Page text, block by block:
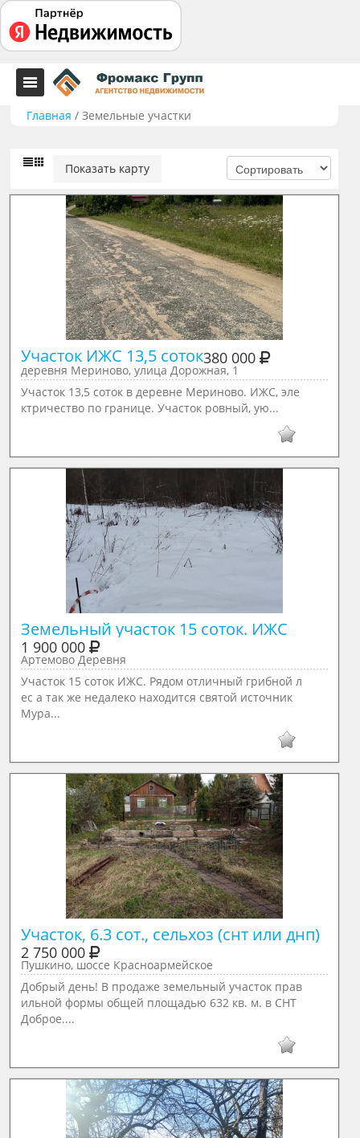
Главная /Земельные участки
Показать карту
Участок ИЖС 13,5 соток380 000
деревня Мериново, улица Дорожная, 1
Участок 13,5 соток в деревне Мериново. ИЖС, эле
ктричество по границе. Участок ровный, ую...
Земельный участок 15 соток. ИЖС
1 900 000
Артемово Деревня
Участок 15 соток ИЖС. Рядом отличный грибной л
ес а так же недалеко находится святой источник
Мура...
Участок, 6.3 сот., сельхоз (снт или днп)
2 750 000
Пушкино, шоссе Красноармейское
Добрый день! В продаже земельный участок прав
ильной формы общей площадью 632 кв. м. в СНТ
Доброе....